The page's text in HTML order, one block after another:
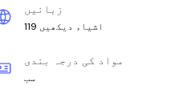
زبانیں
119 اشیاء دیکھیں
مواد کی درجہ بندی
سب